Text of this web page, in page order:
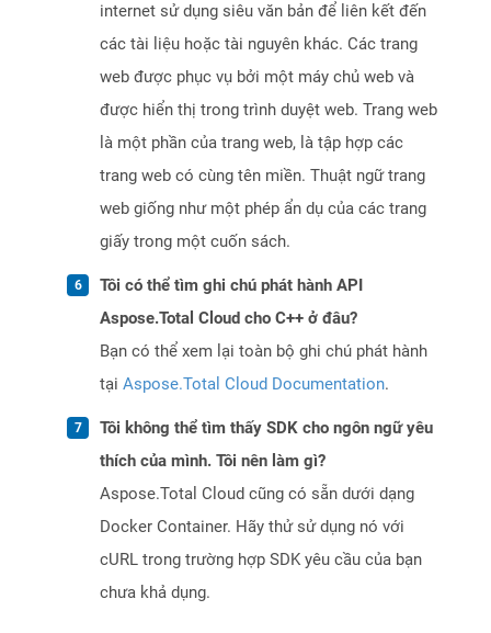
internet sử dụng siêu văn bản để liên kết đến
các tài liệu hoặc tài nguyên khác. Các trang
web được phục vụ bởi một máy chủ web và
được hiển thị trong trình duyệt web. Trang web
là một phần của trang web, là tập hợp các
trang web có cùng tên miền. Thuật ngữ trang
web giống như một phép ẩn dụ của các trang
giấy trong một cuốn sách.
Tôi có thể tìm ghi chú phát hành API
Aspose.Total Cloud cho C++ ở đâu?
Bạn có thể xem lại toàn bộ ghi chú phát hành
tại Aspose.Total Cloud Documentation.
Tôi không thể tìm thấy SDK cho ngôn ngữ yêu
thích của mình. Tôi nên làm gì?
Aspose.Total Cloud cũng có sẵn dưới dạng
Docker Container. Hãy thử sử dụng nó với
cURL trong trường hợp SDK yêu cầu của bạn
chưa khả dụng.